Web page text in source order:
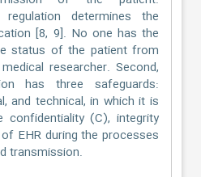
regulation determines the
[8, 9]. No one has the
status of the patient from
researcher. Second,
has three safeguards:
and technical, in which it is
(C), integrity
EHR during the processes
transmission.